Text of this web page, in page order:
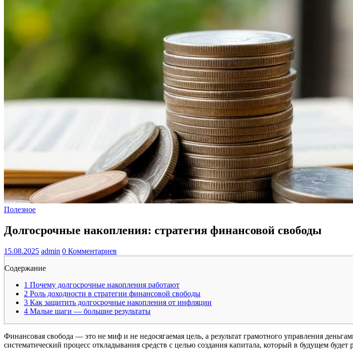
Полезное
Долгосрочные накопления: стратегия финансовой свободы
15.08.2025 admin 0 Комментариев
Содержание
1 Почему долгосрочные накопления работают
2 Роль доходности в стратегии финансовой свободы
3 Как защитить долгосрочные накопления от инфляции
4 Малые шаги — большие результаты
Финансовая свобода — это не миф и не недосягаемая цель, а результат грамотного управления
систематический процесс откладывания средств с целью создания капитала, который в будущем будет